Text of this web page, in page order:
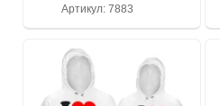
Артикул: 7883